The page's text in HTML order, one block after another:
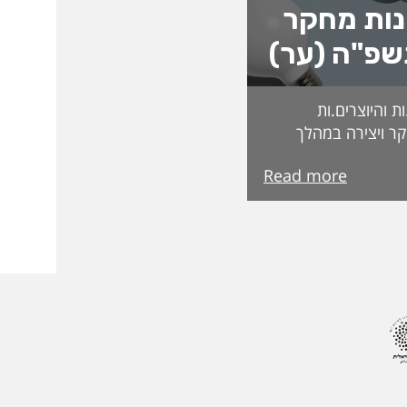
מחקר
(ער)
והיוצרים.ות
ויצירה במהלך
בקפידה
המצטיינים
רונן ארבל פרופ'
אורנה אליגון דר
בן-שחר ד"ר אלה
Read more